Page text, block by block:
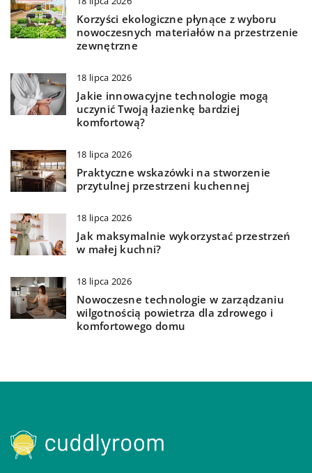
Korzyści ekologiczne płynące z wyboru
nowoczesnych materiałów na przestrzenie
zewnętrzne
18 lipca 2026
Jakie innowacyjne technologie mogą
uczynić Twoją łazienkę bardziej
komfortową?
18 lipca 2026
Praktyczne wskazówki na stworzenie
przytulnej przestrzeni kuchennej
18 lipca 2026
Jak maksymalnie wykorzystać przestrzeń
w małej kuchni?
18 lipca 2026
Nowoczesne technologie w zarządzaniu
wilgotnością powietrza dla zdrowego i
komfortowego domu